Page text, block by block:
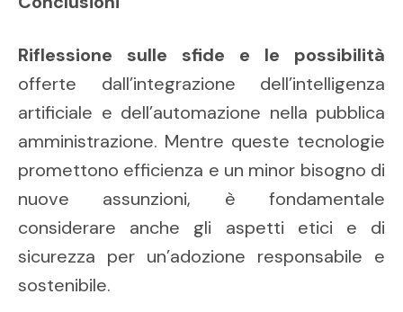
Riflessione sulle sfide e le possibilità
offerte dall’integrazione dell’intelligenza
artificiale e dell’automazione nella pubblica
amministrazione. Mentre queste tecnologie
promettono efficienza e un minor bisogno di
nuove assunzioni, è fondamentale
considerare anche gli aspetti etici e di
sicurezza per un’adozione responsabile e
sostenibile.